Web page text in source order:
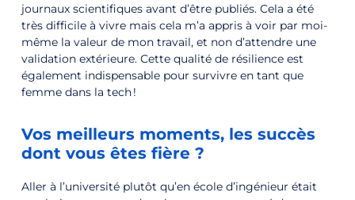
journaux scientifiques avant d’être publiés. Cela a été
très difficile à vivre mais cela m’a appris à voir par moi-
même la valeur de mon travail, et non d’attendre une
validation extérieure. Cette qualité de résilience est
également indispensable pour survivre en tant que
femme dans la tech !
Vos meilleurs moments, les succès
dont vous êtes fière ?
Aller à l’université plutôt qu’en école d’ingénieur était